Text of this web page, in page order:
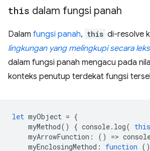
this dalam fungsi panah
Dalam fungsi panah, this di-resolve
lingkungan yang melingkupi secara
dalam fungsi panah mengacu pada
konteks penutup terdekat fungsi
let myObject = {
myMethod() { console. log( this
myArrowFunction : () =>
myEnclosingMethod : function ()